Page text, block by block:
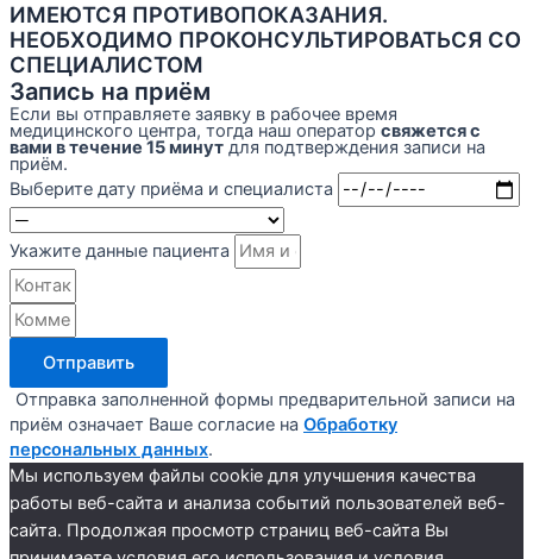
ИМЕЮТСЯ ПРОТИВОПОКАЗАНИЯ.
НЕОБХОДИМО ПРОКОНСУЛЬТИРОВАТЬСЯ СО
СПЕЦИАЛИСТОМ
Запись на приём
Если вы отправляете заявку в рабочее время
медицинского центра, тогда наш оператор свяжется с
вами в течение 15 минут для подтверждения записи на
приём.
Выберите дату приёма и специалиста
Укажите данные пациента
Отправить
Отправка заполненной формы предварительной записи на
приём означает Ваше согласие на Обработку
персональных данных.
Мы используем файлы cookie для улучшения качества
работы веб-сайта и анализа событий пользователей веб-
сайта. Продолжая просмотр страниц веб-сайта Вы